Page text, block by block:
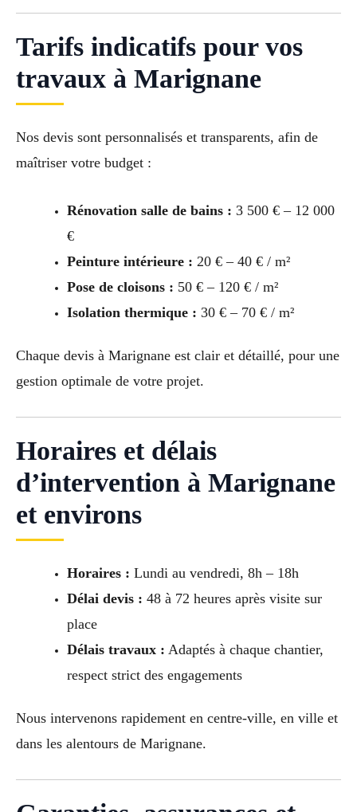
Tarifs indicatifs pour vos
travaux à Marignane
Nos devis sont personnalisés et transparents, afin de
maîtriser votre budget :
Rénovation salle de bains : 3 500 € – 12 000
€
Peinture intérieure : 20 € – 40 € / m²
Pose de cloisons : 50 € – 120 € / m²
Isolation thermique : 30 € – 70 € / m²
Chaque devis à Marignane est clair et détaillé, pour une
gestion optimale de votre projet.
Horaires et délais
d’intervention à Marignane
et environs
Horaires : Lundi au vendredi, 8h – 18h
Délai devis : 48 à 72 heures après visite sur
place
Délais travaux : Adaptés à chaque chantier,
respect strict des engagements
Nous intervenons rapidement en centre-ville, en ville et
dans les alentours de Marignane.